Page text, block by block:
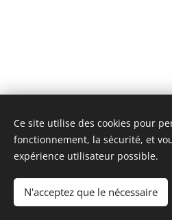
T.TRA-BOAT, Tous
Optimisé par
Langues
Français
Ce site utilise des cookies pour
fonctionnement, la sécurité, et
expérience utilisateur possible.
N'acceptez que le nécessaire